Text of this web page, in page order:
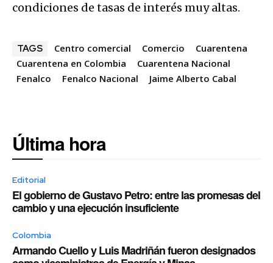
condiciones de tasas de interés muy altas.
TAGS Centro comercial Comercio
Cuarentena
Cuarentena en Colombia
Cuarentena Nacional
Fenalco
Fenalco Nacional Jaime Alberto Cabal
Última hora
Editorial
El gobierno de Gustavo Petro: entre las promesas del
cambio y una ejecución insuficiente
Colombia
Armando Cuello y Luis Madriñán fueron designados